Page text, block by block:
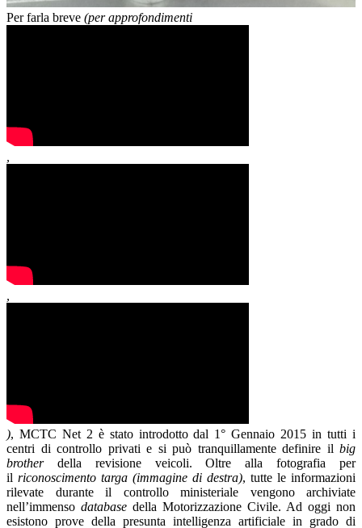
Per farla breve (per approfondimenti
), MCTC Net 2 è stato introdotto dal 1° Gennaio 2015 in tutti i
centri di controllo privati e si può tranquillamente definire il big
brother della revisione veicoli. Oltre alla fotografia per
il riconoscimento targa (immagine di destra), tutte le informazioni
rilevate durante il controllo ministeriale vengono archiviate
nell’immenso database della Motorizzazione Civile. Ad oggi non
esistono prove della presunta intelligenza artificiale in grado di